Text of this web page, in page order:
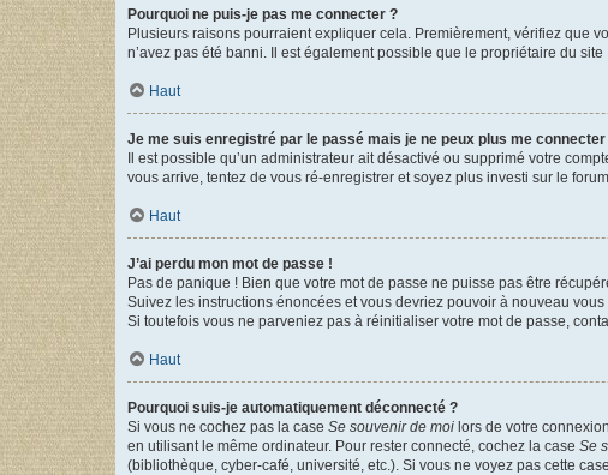
Pourquoi ne puis-je pas me connecter ?
Plusieurs raisons pourraient expliquer cela. Premièrement, vérifiez que
n’avez pas été banni. Il est également possible que le propriétaire du
Haut
Je me suis enregistré par le passé mais je ne peux plus me connecter
Il est possible qu’un administrateur ait désactivé ou supprimé votre
vous arrive, tentez de vous ré-enregistrer et soyez plus investi sur le
Haut
J’ai perdu mon mot de passe !
Pas de panique ! Bien que votre mot de passe ne puisse pas être
Suivez les instructions énoncées et vous devriez pouvoir à nouveau vous
Si toutefois vous ne parveniez pas à réinitialiser votre mot de passe,
Haut
Pourquoi suis-je automatiquement déconnecté ?
Si vous ne cochez pas la case Se souvenir de moi lors de votre
en utilisant le même ordinateur. Pour rester connecté, cochez la case Se
(bibliothèque, cyber-café, université, etc.). Si vous ne voyez pas cette